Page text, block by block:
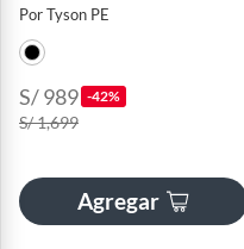
Por Tyson PE
S/ 989 -42%
S/ 1,699
Agregar